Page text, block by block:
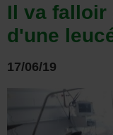
Il va falloir
d'une
17/06/19